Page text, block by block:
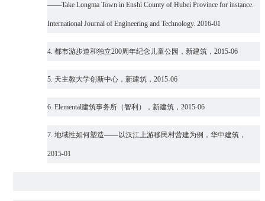
——Take Longma Town in Enshi County of Hubei Province for instance.
International Journal of Engineering and Technology. 2016-01
4.都市游步道和独立200周年纪念儿童公园，新建筑，2015-06
5. 天主教大学创新中心，新建筑，2015-06
6.Elemental建筑事务所（智利），新建筑，2015-06
7.地域性如何塑造——以汉江上游移民村营建为例，华中建筑，
2015-01